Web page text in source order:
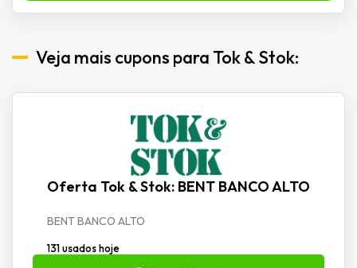
Veja mais cupons para Tok & Stok:
Oferta Tok & Stok: BENT BANCO ALTO
BENT BANCO ALTO
131 usados hoje